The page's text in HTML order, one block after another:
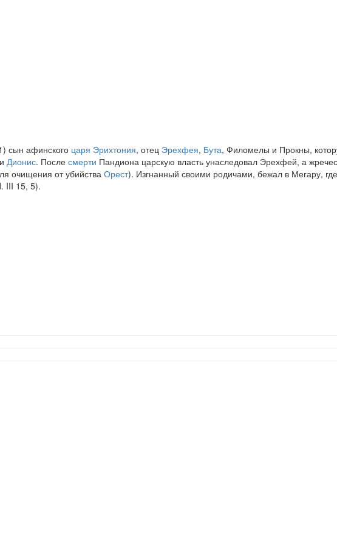
сын афинского царя Эрихтония, отец Эрехфея, Бута, Филомелы и Прокны,
и Дионис. После смерти Пандиона царскую власть унаследовал Эрехфей, а
очищения от убийства Орест). Изгнанный своими родичами, бежал в Мегару,
III 15, 5).